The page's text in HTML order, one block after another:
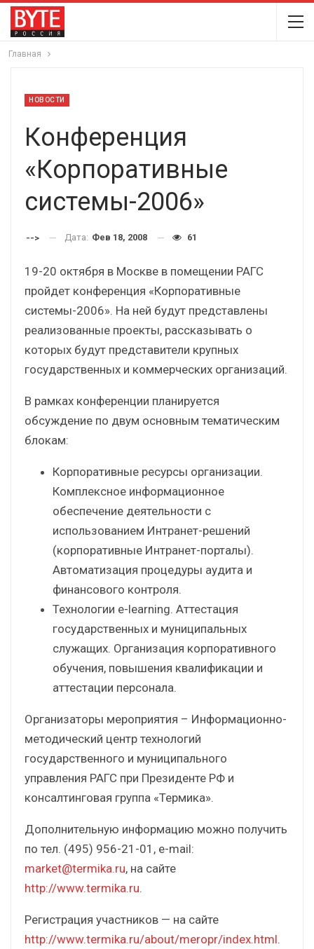
Главная
НОВОСТИ
Конференция
«Корпоративные
системы-2006»
--> Дата: Фев 18, 2008 61
19-20 октября в Москве в помещении РАГС
пройдет конференция «Корпоративные
системы-2006». На ней будут представлены
реализованные проекты, рассказывать о
которых будут представители крупных
государственных и коммерческих организаций.
В рамках конференции планируется
обсуждение по двум основным тематическим
блокам:
Корпоративные ресурсы организации.
Комплексное информационное
обеспечение деятельности с
использованием Интранет-решений
(корпоративные Интранет-порталы).
Автоматизация процедуры аудита и
финансового контроля.
Технологии e-learning. Аттестация
государственных и муниципальных
служащих. Организация корпоративного
обучения, повышения квалификации и
аттестации персонала.
Организаторы мероприятия – Информационно-
методический центр технологий
государственного и муниципального
управления РАГС при Президенте РФ и
консалтинговая группа «Термика».
Дополнительную информацию можно получить
по тел. (495) 956-21-01, e-mail:
market@termika.ru, на сайте
http://www.termika.ru.
Регистрация участников — на сайте
http://www.termika.ru/about/meropr/index.html.